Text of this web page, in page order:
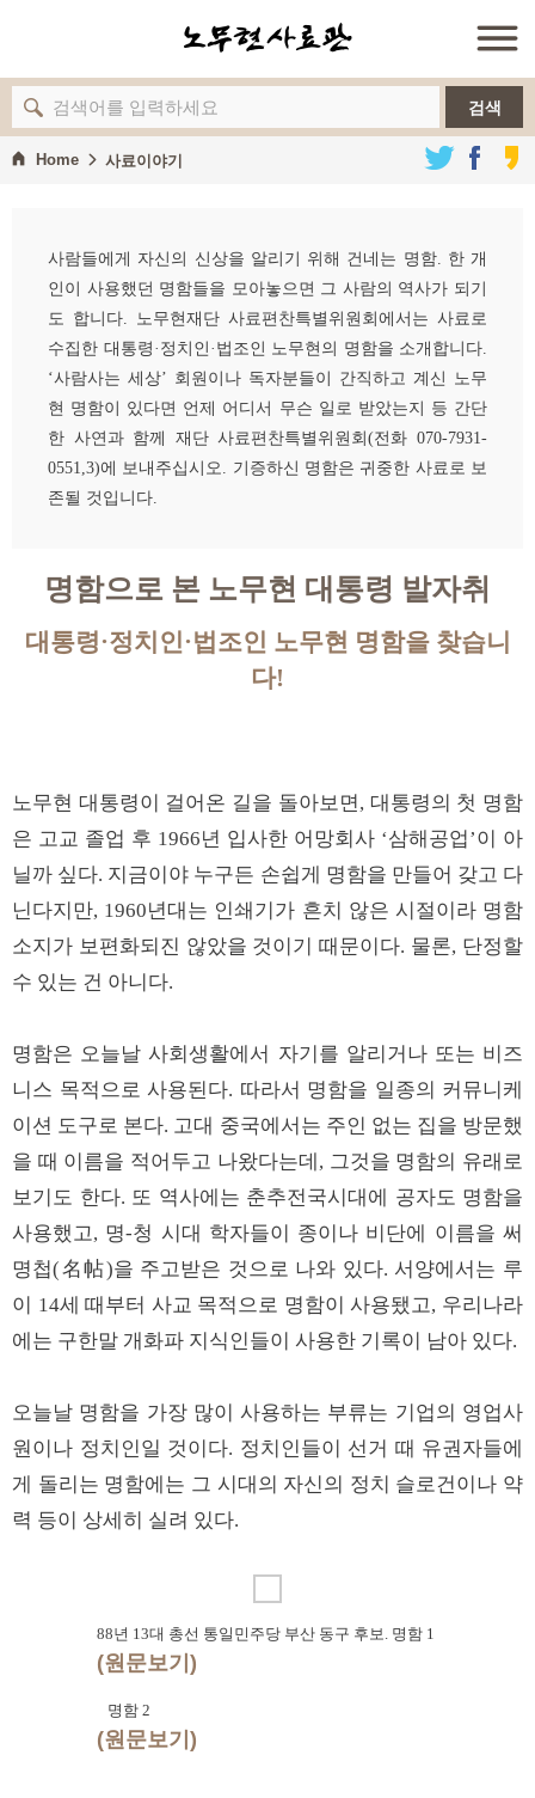
검색
Home 사료이야기
사람들에게 자신의 신상을 알리기 위해 건네는 명함. 한 개
인이 사용했던 명함들을 모아놓으면 그 사람의 역사가 되기
도 합니다. 노무현재단 사료편찬특별위원회에서는 사료로
수집한 대통령·정치인·법조인 노무현의 명함을 소개합니다.
‘사람사는 세상’ 회원이나 독자분들이 간직하고 계신 노무
현 명함이 있다면 언제 어디서 무슨 일로 받았는지 등 간단
한 사연과 함께 재단 사료편찬특별위원회(전화 070-7931-
0551,3)에 보내주십시오. 기증하신 명함은 귀중한 사료로 보
존될 것입니다.
명함으로 본 노무현 대통령 발자취
대통령·정치인·법조인 노무현 명함을 찾습니
다!
노무현 대통령이 걸어온 길을 돌아보면, 대통령의 첫 명함
은 고교 졸업 후 1966년 입사한 어망회사 ‘삼해공업’이 아
닐까 싶다. 지금이야 누구든 손쉽게 명함을 만들어 갖고 다
닌다지만, 1960년대는 인쇄기가 흔치 않은 시절이라 명함
소지가 보편화되진 않았을 것이기 때문이다. 물론, 단정할
수 있는 건 아니다.
명함은 오늘날 사회생활에서 자기를 알리거나 또는 비즈
니스 목적으로 사용된다. 따라서 명함을 일종의 커뮤니케
이션 도구로 본다. 고대 중국에서는 주인 없는 집을 방문했
을 때 이름을 적어두고 나왔다는데, 그것을 명함의 유래로
보기도 한다. 또 역사에는 춘추전국시대에 공자도 명함을
사용했고, 명-청 시대 학자들이 종이나 비단에 이름을 써
명첩(名帖)을 주고받은 것으로 나와 있다. 서양에서는 루
이 14세 때부터 사교 목적으로 명함이 사용됐고, 우리나라
에는 구한말 개화파 지식인들이 사용한 기록이 남아 있다.
오늘날 명함을 가장 많이 사용하는 부류는 기업의 영업사
원이나 정치인일 것이다. 정치인들이 선거 때 유권자들에
게 돌리는 명함에는 그 시대의 자신의 정치 슬로건이나 약
력 등이 상세히 실려 있다.
88년 13대 총선 통일민주당 부산 동구 후보. 명함 1
(원문보기)
명함 2
(원문보기)